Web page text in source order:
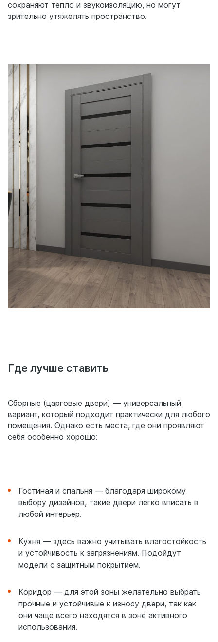
сохраняют тепло и звукоизоляцию, но могут
зрительно утяжелять пространство.
Где лучше ставить
Сборные (царговые двери) — универсальный
вариант, который подходит практически для любого
помещения. Однако есть места, где они проявляют
себя особенно хорошо:
Гостиная и спальня — благодаря широкому
выбору дизайнов, такие двери легко вписать в
любой интерьер.
Кухня — здесь важно учитывать влагостойкость
и устойчивость к загрязнениям. Подойдут
модели с защитным покрытием.
Коридор — для этой зоны желательно выбрать
прочные и устойчивые к износу двери, так как
они чаще всего находятся в зоне активного
использования.